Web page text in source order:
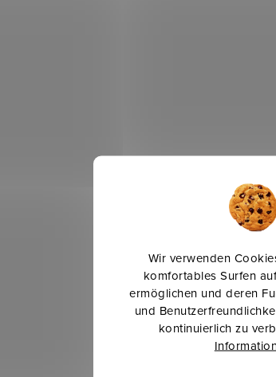
Wir verwenden
komfortables Surfen
ermöglichen und deren
und
kontinuierlich zu